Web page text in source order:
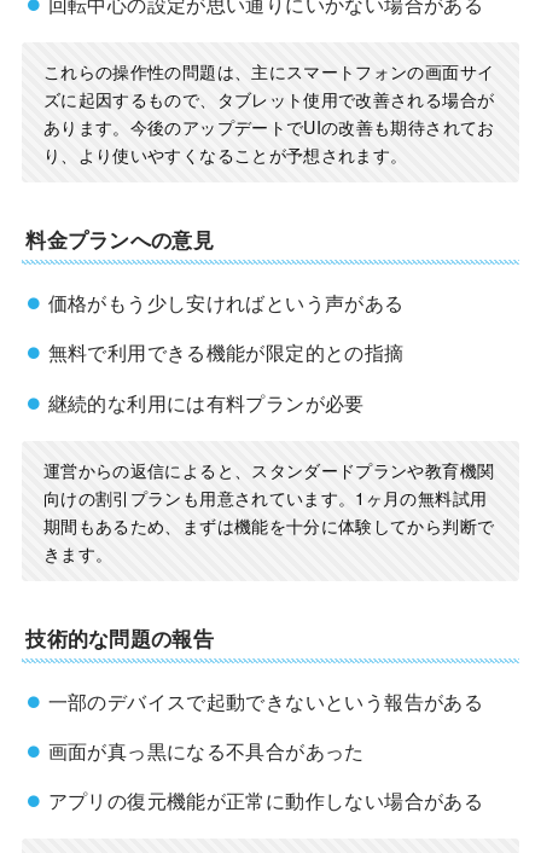
これらの操作性の問題は、主にスマートフォンの画面サイ
ズに起因するもので、タブレット使用で改善される場合が
あります。今後のアップデートでUIの改善も期待されてお
り、より使いやすくなることが予想されます。
料金プランへの意見
価格がもう少し安ければという声がある
無料で利用できる機能が限定的との指摘
継続的な利用には有料プランが必要
運営からの返信によると、スタンダードプランや教育機関
向けの割引プランも用意されています。1ヶ月の無料試用
期間もあるため、まずは機能を十分に体験してから判断で
きます。
技術的な問題の報告
一部のデバイスで起動できないという報告がある
画面が真っ黒になる不具合があった
アプリの復元機能が正常に動作しない場合がある